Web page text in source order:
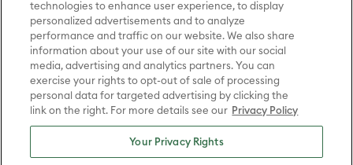
Entertainment Inc. Archie Comics and all related characters and
elements © & ™ Archie Comic Publications, Inc. Used with permission.
(sXX); SEINFELD and all related characters and elements © & ™ Castle
Rock Entertainment. (sXX); TED LASSO © & ™ Warner Bros.
Entertainment Inc. & Universal Television LLC (sXX); THE HOBBIT: AN
UNEXPECTED JOURNEY, THE HOBBIT: THE DESOLATION OF SMAUG,
THE HOBBIT: THE BATTLE OF THE FIVE ARMIES, THE LORD OF THE
RINGS: THE FELLOWSHIP OF THE RING, THE LORD OF THE RINGS: THE
TWO TOWERS, THE LORD OF THE RINGS: THE RETURN OF THE KING
and the names of the characters, items, events and places therein are
TM of The Saul Zaentz Company d/b/a Middle-earth Enterprises
under license to New Line Productions, Inc. (sXX), © Warner Bros.
Entertainment Inc. All rights reserved; WHERE THE WILD THINGS ARE
technologies to enhance user experience, to display
personalized advertisements and to analyze
performance and traffic on our website. We also share
information about your use of our site with our social
media, advertising and analytics partners. You can
exercise your rights to opt-out of sale of processing
personal data for targeted advertising by clicking the
link on the right. For more details see our Privacy Policy
Your Privacy Rights